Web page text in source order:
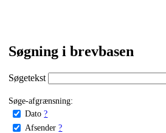
Søgning i brevbasen
Søgetekst
Søge-afgrænsning:
Dato ?
Afsender ?